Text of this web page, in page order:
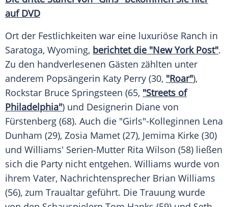
auf DVD
Ort der Festlichkeiten war eine luxuriöse Ranch in
Saratoga, Wyoming, berichtet die "New York Post".
Zu den handverlesenen Gästen zählten unter
anderem Popsängerin Katy Perry (30, "Roar"),
Rockstar Bruce Springsteen (65, "Streets of
Philadelphia") und Designerin Diane von
Fürstenberg (68). Auch die "Girls"-Kolleginnen Lena
Dunham (29), Zosia Mamet (27), Jemima Kirke (30)
und Williams' Serien-Mutter Rita Wilson (58) ließen
sich die Party nicht entgehen. Williams wurde von
ihrem Vater, Nachrichtensprecher Brian Williams
(56), zum Traualtar geführt. Die Trauung wurde